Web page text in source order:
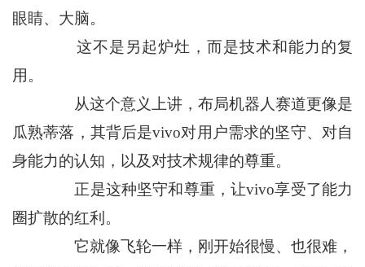
眼睛、大脑。
这不是另起炉灶，而是技术和能力的复
用。
从这个意义上讲，布局机器人赛道更像是
瓜熟蒂落，其背后是vivo对用户需求的坚守、对自
身能力的认知，以及对技术规律的尊重。
正是这种坚守和尊重，让vivo享受了能力
圈扩散的红利。
它就像飞轮一样，刚开始很慢、也很难，